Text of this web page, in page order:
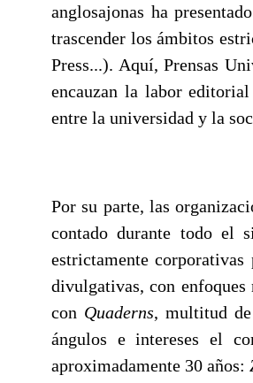
anglosajonas ha
trascender los ámbitos
Press...). Aquí, Prensas
encauzan la labor
entre la universidad y la
Por su parte, las
contado durante todo el
estrictamente
divulgativas, con
con Quaderns, multitud de
ángulos e intereses el
aproximadamente 30 años: